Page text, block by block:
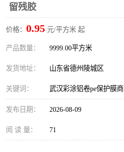
留残胶
价格： 0.95 元/平方米 起
产品数量： 9999.00平方米
发货地址： 山东省德州陵城区
关键词： 武汉彩涂铝卷pe保护膜商
发布日期： 2026-08-09
阅 读 量： 71